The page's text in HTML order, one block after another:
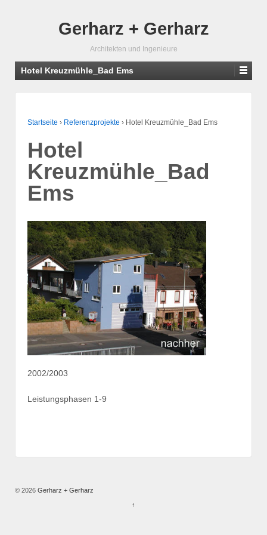
Gerharz + Gerharz
Architekten und Ingenieure
Hotel Kreuzmühle_Bad Ems
Startseite › Referenzprojekte › Hotel Kreuzmühle_Bad Ems
Hotel
Kreuzmühle_Bad
Ems
2002/2003
Leistungsphasen 1-9
© 2026 Gerharz + Gerharz
↑